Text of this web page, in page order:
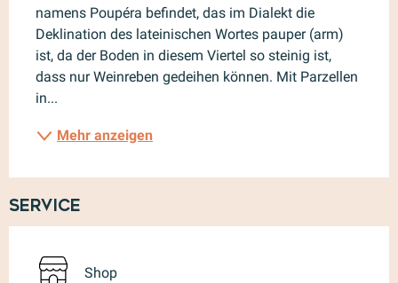
namens Poupéra befindet, das im Dialekt die
Deklination des lateinischen Wortes pauper (arm)
ist, da der Boden in diesem Viertel so steinig ist,
dass nur Weinreben gedeihen können. Mit Parzellen
in...
Mehr anzeigen
Service
Shop